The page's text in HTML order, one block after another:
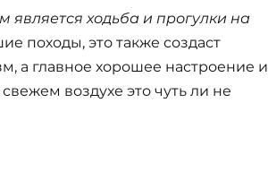
ходьба и прогулки на
походы, это также создаст
а главное хорошее настроение и
воздухе это чуть ли не